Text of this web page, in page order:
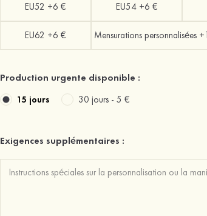
EU52 +6 € EU54 +6 €
EU62 +6 € Mensurations personnalisées
Production urgente disponible :
15 jours 30 jours - 5 €
Exigences supplémentaires :